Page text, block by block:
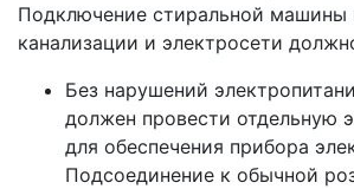
Подключение стиральной машины
канализации и электросети
Без нарушений
должен провести отдельную
для обеспечения прибора
Подсоединение к обычной